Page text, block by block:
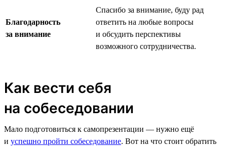
Благодарность
за внимание
Спасибо за внимание, буду рад
ответить на любые вопросы
и обсудить перспективы
возможного сотрудничества.
Как вести себя
на собеседовании
Мало подготовиться к самопрезентации — нужно ещё
и успешно пройти собеседование. Вот на что стоит обратить